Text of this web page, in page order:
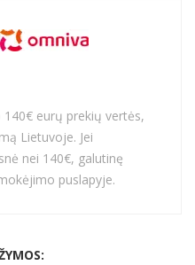
140€ eurų prekių vertės,
Lietuvoje. Jei
nei 140€, galutinę
puslapyje.